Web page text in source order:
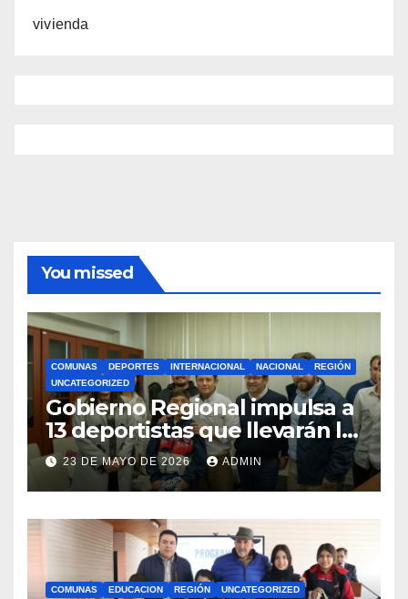
vivienda
You missed
COMUNAS DEPORTES INTERNACIONAL NACIONAL
REGIÓN
UNCATEGORIZED
Gobierno Regional impulsa a
13 deportistas que llevarán la
bandera maulina a
competencias
internacionales
23 DE MAYO DE 2026 ADMIN
COMUNAS EDUCACION REGIÓN UNCATEGORIZED